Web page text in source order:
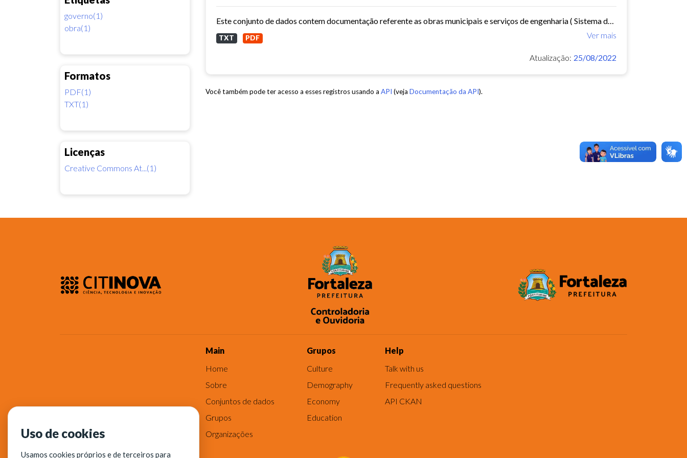
governo(1)
obra(1)
Formatos
PDF(1)
TXT(1)
Licenças
Creative Commons At...(1)
Este conjunto de dados contem documentação referente as obras municipais e serviços de engenharia ( Sistema de Informações Municipais) - ref. 2015
Ver mais
TXT PDF
Atualização: 25/08/2022
Você também pode ter acesso a esses registros usando a API (veja Documentação da API).
Main
Home
Sobre
Conjuntos de dados
Grupos
Organizações
Grupos
Culture
Demography
Economy
Education
Help
Talk with us
Frequently asked questions
API CKAN
Uso de cookies
Usamos cookies próprios e de terceiros para